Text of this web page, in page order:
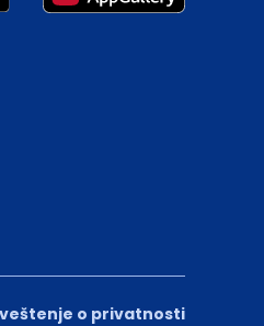
o privatnosti